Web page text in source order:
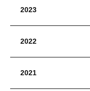
2023
2022
2021